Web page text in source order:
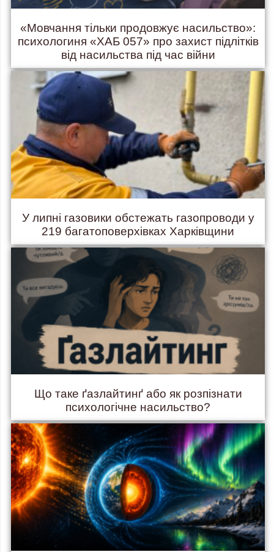
«Мовчання тільки продовжує насильство»:
психологиня «ХАБ 057» про захист підлітків
від насильства під час війни
У липні газовики обстежать газопроводи у
219 багатоповерхівках Харківщини
Що таке ґазлайтинґ або як розпізнати
психологічне насильство?